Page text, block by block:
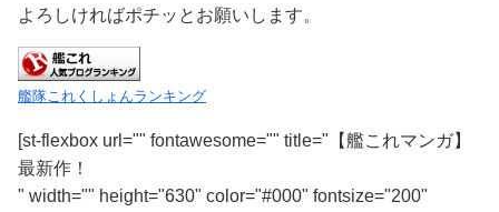
よろしければポチッとお願いします。
艦隊これくしょんランキング
[st-flexbox url="" fontawesome="" title="【艦これマンガ】
最新作！
" width="" height="630" color="#000" fontsize="200"